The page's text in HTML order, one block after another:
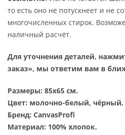
то есть оно не потускнеет и не
многочисленных стирок.
наличный расчёт.
Для уточнения деталей,
заказ», мы ответим вам в
Размеры: 85х65 см.
Цвет: молочно-белый, чёрный
Бренд: CanvasProfi
Материал: 100% хлопок.